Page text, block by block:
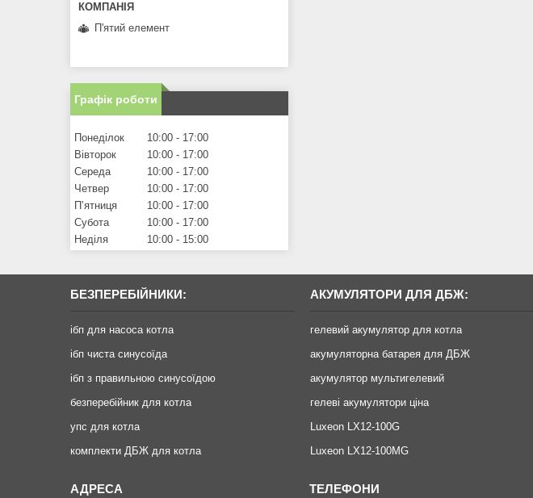
П'ятий елемент
Графік роботи
Понеділок 10:00
17:00
Вівторок
10:00
17:00
Середа
10:00
17:00
Четвер
10:00
17:00
Пʼятниця
10:00
17:00
Субота
10:00
17:00
Неділя
10:00 15:00
БЕЗПЕРЕБІЙНИКИ:
ібп для насоса котла
ібп чиста синусоїда
ібп з правильною синусоїдою
безперебійник для котла
упс для котла
комплекти ДБЖ для котла
АКУМУЛЯТОРИ ДЛЯ ДБЖ:
гелевий акумулятор для котла
акумуляторна батарея для ДБЖ
акумулятор мультигелевий
гелеві акумулятори ціна
Luxeon LX12-100G
Luxeon LX12-100MG